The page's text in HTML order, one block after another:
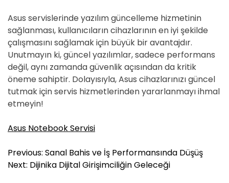
Asus servislerinde yazılım güncelleme hizmetinin
sağlanması, kullanıcıların cihazlarının en iyi şekilde
çalışmasını sağlamak için büyük bir avantajdır.
Unutmayın ki, güncel yazılımlar, sadece performans
değil, aynı zamanda güvenlik açısından da kritik
öneme sahiptir. Dolayısıyla, Asus cihazlarınızı güncel
tutmak için servis hizmetlerinden yararlanmayı ihmal
etmeyin!
Asus Notebook Servisi
Y
a
Previous: Sanal Bahis ve İş Performansında Düşüş
Next: Dijinika Dijital Girişimciliğin Geleceği